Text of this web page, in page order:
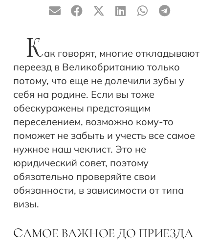
Как говорят, многие откладывают
переезд в Великобританию только
потому, что еще не долечили зубы у
себя на родине. Если вы тоже
обескуражены предстоящим
переселением, возможно кому-то
поможет не забыть и учесть все самое
нужное наш чеклист. Это не
юридический совет, поэтому
обязательно проверяйте свои
обязанности, в зависимости от типа
визы.
САМОЕ ВАЖНОЕ ДО ПРИЕЗДА